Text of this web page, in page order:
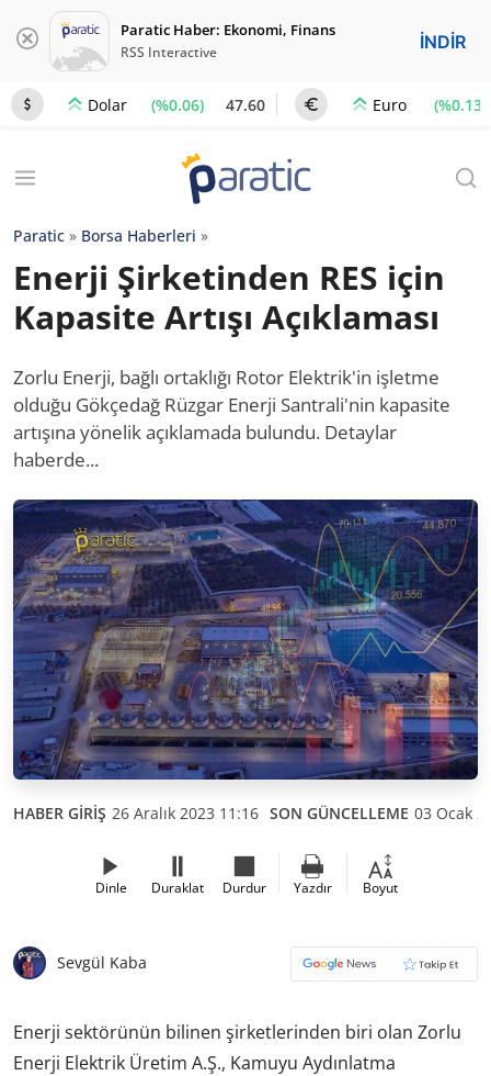
Paratic Haber: Ekonomi, Finans
RSS Interactive İNDİR
Dolar (%0.06) 47.60 Euro (%0.13)
Paratic » Borsa Haberleri »
Enerji Şirketinden RES için
Kapasite Artışı Açıklaması
Zorlu Enerji, bağlı ortaklığı Rotor Elektrik'in işletme
olduğu Gökçedağ Rüzgar Enerji Santrali'nin kapasite
artışına yönelik açıklamada bulundu. Detaylar
haberde...
HABER GİRİŞ 26 Aralık 2023 11:16 SON GÜNCELLEME 03 Ocak
Dinle Duraklat Durdur Yazdır Boyut
Sevgül Kaba
Enerji sektörünün bilinen şirketlerinden biri olan Zorlu
Enerji Elektrik Üretim A.Ş., Kamuyu Aydınlatma